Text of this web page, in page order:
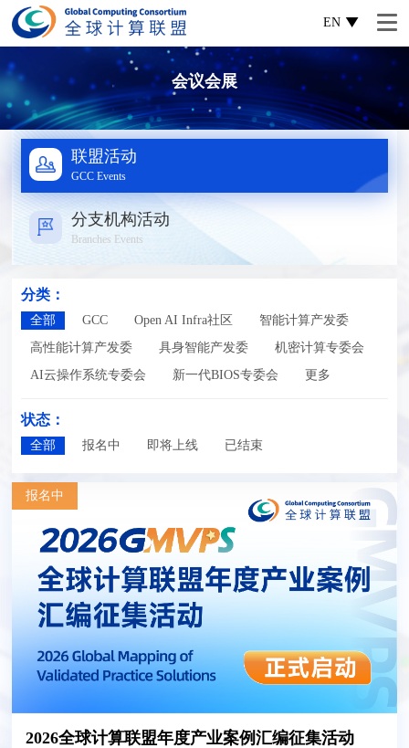
EN
会议会展
联盟活动
GCC Events
分支机构活动
Branches Events
分类：
全部 GCC Open AI Infra社区
智能计算产发委
高性能计算产发委
具身智能产发委
机密计算专委会
AI云操作系统专委会
新一代BIOS专委会 更多
状态：
全部 报名中 即将上线 已结束
报名中
2026全球计算联盟年度产业案例汇编征集活动